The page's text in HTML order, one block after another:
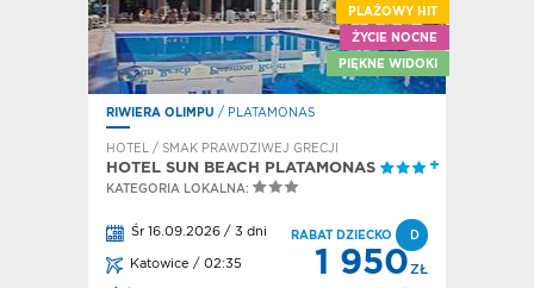
PLAŻOWY HIT
ŻYCIE NOCNE
PIĘKNE WIDOKI
RIWIERA OLIMPU / PLATAMONAS
HOTEL / SMAK PRAWDZIWEJ GRECJI
HOTEL SUN BEACH PLATAMONAS
KATEGORIA LOKALNA:
Śr 16.09.2026 / 3 dni
Katowice / 02:35
RABAT DZIECKO D
1 950ZŁ